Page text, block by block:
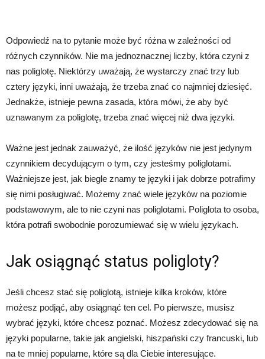
Odpowiedź na to pytanie może być różna w zależności od
różnych czynników. Nie ma jednoznacznej liczby, która czyni z
nas poliglotę. Niektórzy uważają, że wystarczy znać trzy lub
cztery języki, inni uważają, że trzeba znać co najmniej dziesięć.
Jednakże, istnieje pewna zasada, która mówi, że aby być
uznawanym za poliglotę, trzeba znać więcej niż dwa języki.
Ważne jest jednak zauważyć, że ilość języków nie jest jedynym
czynnikiem decydującym o tym, czy jesteśmy poliglotami.
Ważniejsze jest, jak biegle znamy te języki i jak dobrze potrafimy
się nimi posługiwać. Możemy znać wiele języków na poziomie
podstawowym, ale to nie czyni nas poliglotami. Poliglota to osoba,
która potrafi swobodnie porozumiewać się w wielu językach.
Jak osiągnąć status poligloty?
Jeśli chcesz stać się poliglotą, istnieje kilka kroków, które
możesz podjąć, aby osiągnąć ten cel. Po pierwsze, musisz
wybrać języki, które chcesz poznać. Możesz zdecydować się na
języki popularne, takie jak angielski, hiszpański czy francuski, lub
na te mniej popularne, które są dla Ciebie interesujące.